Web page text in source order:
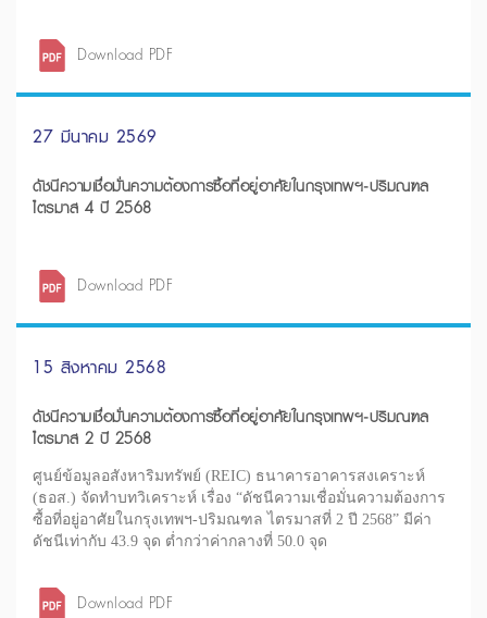
Download PDF
27 มีนาคม 2569
ดัชนีความเชื่อมั่นความต้องการซื้อที่อยู่อาศัยในกรุงเทพฯ-ปริมณฑล
ไตรมาส 4 ปี 2568
Download PDF
15 สิงหาคม 2568
ดัชนีความเชื่อมั่นความต้องการซื้อที่อยู่อาศัยในกรุงเทพฯ-ปริมณฑล
ไตรมาส 2 ปี 2568
ศูนย์ข้อมูลอสังหาริมทรัพย์ (REIC) ธนาคารอาคารสงเคราะห์
(ธอส.) จัดทำบทวิเคราะห์ เรื่อง “ดัชนีความเชื่อมั่นความต้องการ
ซื้อที่อยู่อาศัยในกรุงเทพฯ-ปริมณฑล ไตรมาสที่ 2 ปี 2568” มีค่า
ดัชนีเท่ากับ 43.9 จุด ต่ำกว่าค่ากลางที่ 50.0 จุด
Download PDF